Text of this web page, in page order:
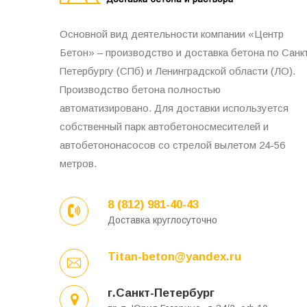
Основной вид деятельности компании «Центр
Бетон» – производство и доставка бетона по
Петербургу (СПб) и Ленинградской области (ЛО).
Производство бетона полностью
автоматизировано. Для доставки используется
собственный парк автобетоносмесителей и
автобетононасосов со стрелой вылетом 24-56
метров.
8 (812) 981-40-43
Доставка круглосуточно
Titan-beton@yandex.ru
г.Санкт-Петербург